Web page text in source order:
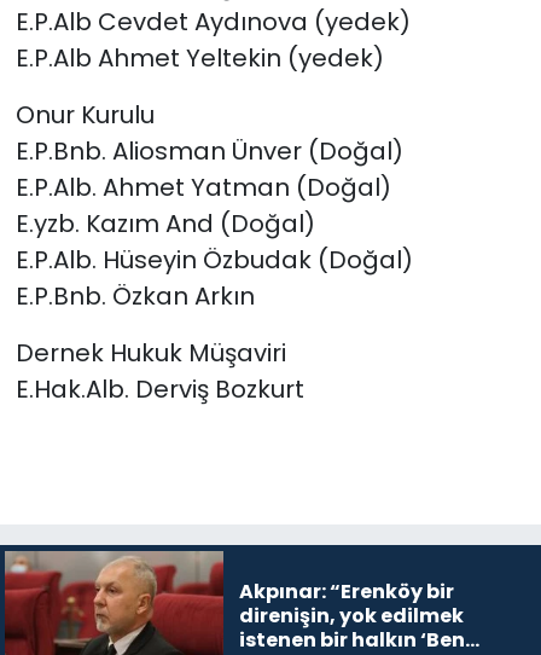
E.P.Alb Cevdet Aydınova (yedek)
E.P.Alb Ahmet Yeltekin (yedek)
Onur Kurulu
E.P.Bnb. Aliosman Ünver (Doğal)
E.P.Alb. Ahmet Yatman (Doğal)
E.yzb. Kazım And (Doğal)
E.P.Alb. Hüseyin Özbudak (Doğal)
E.P.Bnb. Özkan Arkın
Dernek Hukuk Müşaviri
E.Hak.Alb. Derviş Bozkurt
Akpınar: “Erenköy bir
direnişin, yok edilmek
istenen bir halkın ‘Ben